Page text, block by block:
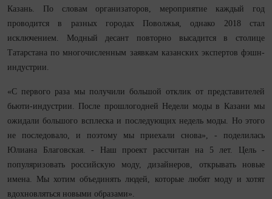
Казань. По словам организаторов, мероприятие каждый год
проводится в разных городах Поволжья, однако 2018 стал
исключением. Модный десант повторно высадится в столице
Татарстана по многочисленным заявкам казанских экспертов фэшн-
индустрии.
«С первого раза мы получили большой отклик от представителей
бьюти-индустрии. После прошлогодней Недели моды в Казани мы
ожидали большого всплеска и последующих недель моды. Но этого
не последовало, и поэтому мы приехали снова», - поделилась
Юлиана Благовская. - Наш проект рассчитан на 5 лет. Цель -
популяризовать российскую моду, дизайнеров, открывать новые
имена. Мы хотим объединять людей, которые любят моду и хотят
вдохновляться новыми образами».